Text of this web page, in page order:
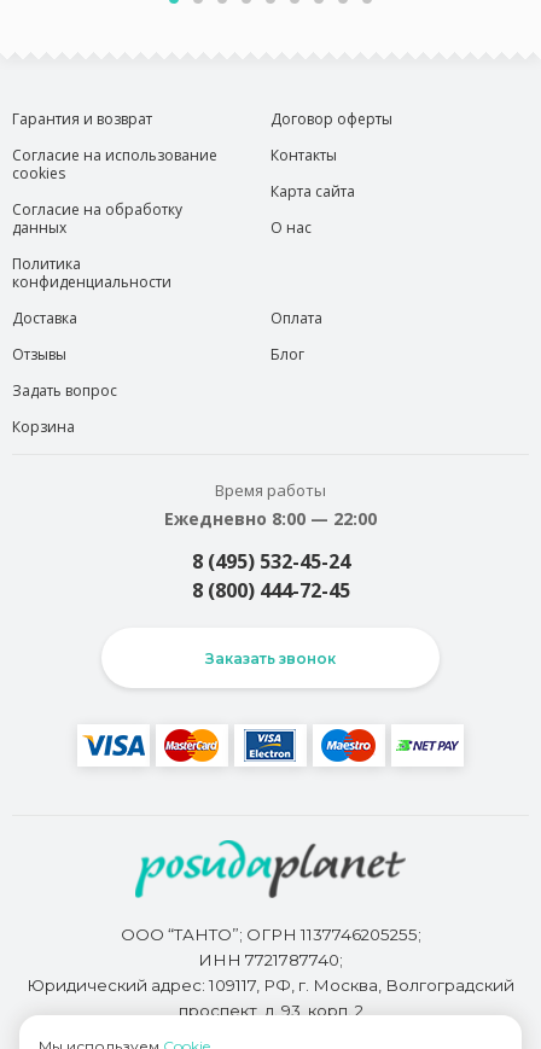
Гарантия и возврат
Согласие на использование
cookies
Согласие на обработку
данных
Политика
конфиденциальности
Договор оферты
Контакты
Карта сайта
О нас
Доставка
Отзывы
Задать вопрос
Корзина
Оплата
Блог
Время работы
Ежедневно 8:00 — 22:00
8 (495) 532-45-24
8 (800) 444-72-45
Заказать звонок
ООО “ТАНТО”; ОГРН 1137746205255;
ИНН 7721787740;
Юридический адрес: 109117, РФ, г. Москва, Волгоградский
проспект, д. 93, корп. 2